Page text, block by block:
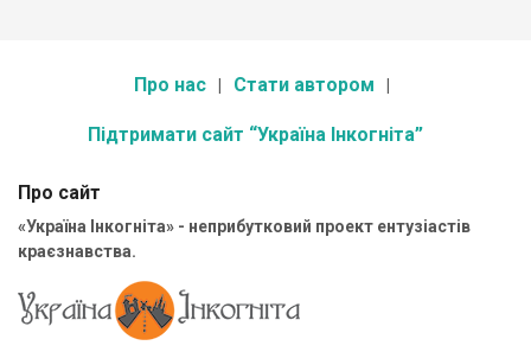
Про нас Стати автором
Підтримати сайт “Україна Інкогніта”
Про сайт
«Україна Інкогніта» - неприбутковий проект ентузіастів
краєзнавства.